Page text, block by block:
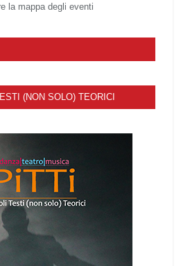
la mappa degli eventi
(NON SOLO) TEORICI